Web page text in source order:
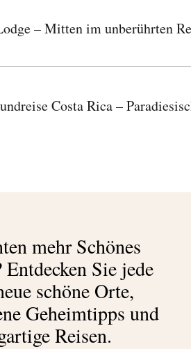
– Mitten im unberührten
Costa Rica –
mehr Schönes
Entdecken Sie jede
schöne Orte,
Geheimtipps und
Reisen.